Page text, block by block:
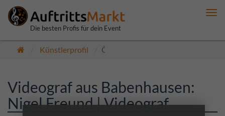
Die besten Profis für dein Event
Künstlerprofil Öffentlich
Videograf aus Babenhausen:
Nigel Freund | Videograf